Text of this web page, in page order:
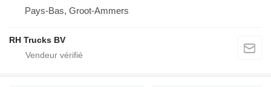
Pays-Bas, Groot-Ammers
RH Trucks BV